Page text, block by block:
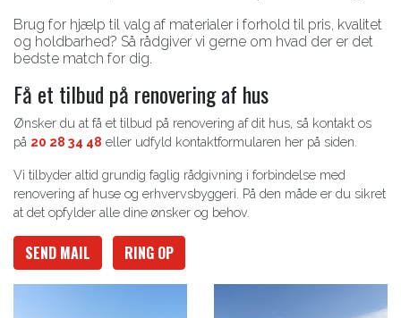
Brug for hjælp til valg af materialer i forhold til pris, kvalitet
og holdbarhed? Så rådgiver vi gerne om hvad der er det
bedste match for dig.
Få et tilbud på renovering af hus
Ønsker du at få et tilbud på renovering af dit hus, så kontakt os
på 20 28 34 48 eller udfyld kontaktformularen her på siden.
Vi tilbyder altid grundig faglig rådgivning i forbindelse med
renovering af huse og erhvervsbyggeri. På den måde er du sikret
at det opfylder alle dine ønsker og behov.
SEND MAIL RING OP